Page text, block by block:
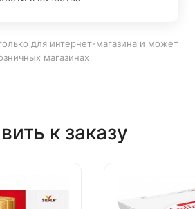
для интернет-магазина и может
магазинах
к заказу